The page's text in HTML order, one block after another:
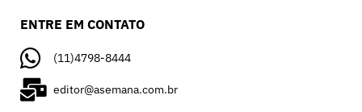
ENTRE EM CONTATO
(11)4798-8444
editor@asemana.com.br